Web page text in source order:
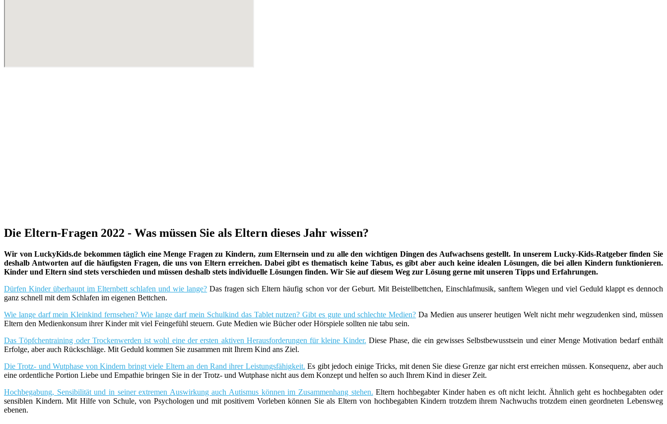
Die Eltern-Fragen 2022 - Was müssen Sie als Eltern dieses Jahr wissen?
Wir von LuckyKids.de bekommen täglich eine Menge Fragen zu Kindern, zum Elternsein und zu alle den wichtigen Dingen des Aufwachsens gestellt. In unserem Lucky-Kids-Ratgeber finden Sie
deshalb Antworten auf die häufigsten Fragen, die uns von Eltern erreichen. Dabei gibt es thematisch keine Tabus, es gibt aber auch keine idealen Lösungen, die bei allen Kindern funktionieren.
Kinder und Eltern sind stets verschieden und müssen deshalb stets individuelle Lösungen finden. Wir Sie auf diesem Weg zur Lösung gerne mit unseren Tipps und Erfahrungen.
Dürfen Kinder überhaupt im Elternbett schlafen und wie lange? Das fragen sich Eltern häufig schon vor der Geburt. Mit Beistellbettchen, Einschlafmusik, sanftem Wiegen und viel Geduld klappt es dennoch
ganz schnell mit dem Schlafen im eigenen Bettchen.
Wie lange darf mein Kleinkind fernsehen? Wie lange darf mein Schulkind das Tablet nutzen? Gibt es gute und schlechte Medien? Da Medien aus unserer heutigen Welt nicht mehr wegzudenken sind, müssen
Eltern den Medienkonsum ihrer Kinder mit viel Feingefühl steuern. Gute Medien wie Bücher oder Hörspiele sollten nie tabu sein.
Das Töpfchentraining oder Trockenwerden ist wohl eine der ersten aktiven Herausforderungen für kleine Kinder. Diese Phase, die ein gewisses Selbstbewusstsein und einer Menge Motivation bedarf enthält
Erfolge, aber auch Rückschläge. Mit Geduld kommen Sie zusammen mit Ihrem Kind ans Ziel.
Die Trotz- und Wutphase von Kindern bringt viele Eltern an den Rand ihrer Leistungsfähigkeit. Es gibt jedoch einige Tricks, mit denen Sie diese Grenze gar nicht erst erreichen müssen. Konsequenz, aber auch
eine ordentliche Portion Liebe und Empathie bringen Sie in der Trotz- und Wutphase nicht aus dem Konzept und helfen so auch Ihrem Kind in dieser Zeit.
Hochbegabung, Sensibilität und in seiner extremen Auswirkung auch Autismus können im Zusammenhang stehen. Eltern hochbegabter Kinder haben es oft nicht leicht. Ähnlich geht es hochbegabten oder
sensiblen Kindern. Mit Hilfe von Schule, von Psychologen und mit positivem Vorleben können Sie als Eltern von hochbegabten Kindern trotzdem ihrem Nachwuchs trotzdem einen geordneten Lebensweg
ebenen.